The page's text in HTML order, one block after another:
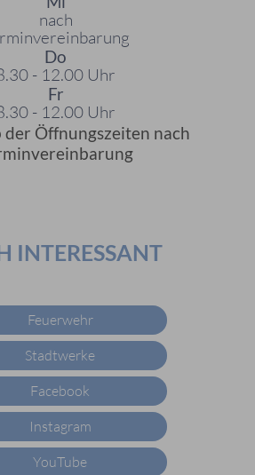
nach
Do
- 12.00 Uhr
Fr
- 12.00 Uhr
Öffnungszeiten nach
INTERESSANT
Feuerwehr
Stadtwerke
Facebook
Instagram
YouTube